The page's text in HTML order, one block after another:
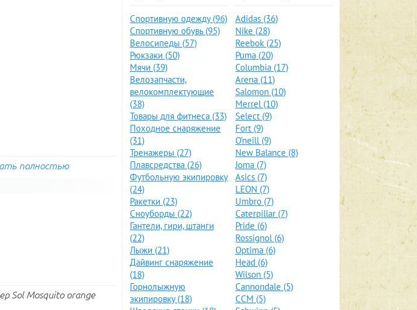
полностью
Sol Mosquito orange
Спортивную одежду (96)
Спортивную обувь (95)
Велосипеды (57)
Рюкзаки (50)
Мячи (39)
Велозапчасти,
велокомплектующие
(38)
Товары для фитнеса (33)
Походное снаряжение
(31)
Тренажеры (27)
Плавсредства (26)
Футбольную экипировку
(24)
Ракетки (23)
Сноуборды (22)
Гантели, гири, штанги
(22)
Лыжи (21)
Дайвинг снаряжение
(18)
Горнолыжную
экипировку (18)
Adidas (36)
Nike (28)
Reebok (25)
Puma (20)
Columbia (17)
Arena (11)
Salomon (10)
Merrel (10)
Select (9)
Fort (9)
O'neill (9)
New Balance (8)
Joma (7)
Asics (7)
LEON (7)
Umbro (7)
Caterpillar (7)
Pride (6)
Rossignol (6)
Optima (6)
Head (6)
Wilson (5)
Cannondale (5)
CCM (5)